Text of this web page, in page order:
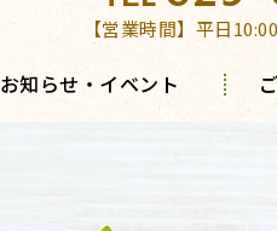
【営業時間】平日
お知らせ・イベント